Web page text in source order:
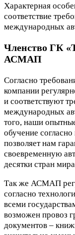
Характерная
соответствие
международных
Членство ГК
АСМАП
Согласно
компании
и соответствуют
международных
того, наши
обучение
позволяет нам
своевременную
десятки стран
Так же АСМАП
согласно
всеми
возможен провоз
документов –